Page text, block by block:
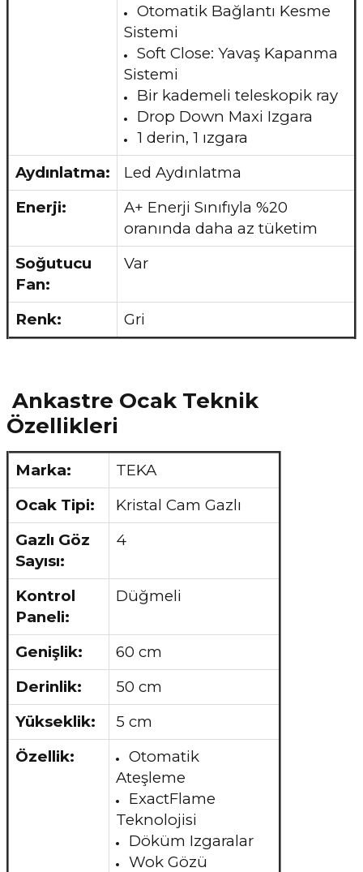
Otomatik Bağlantı Kesme
Sistemi
Soft Close: Yavaş Kapanma
Sistemi
Bir kademeli teleskopik ray
Drop Down Maxi Izgara
1 derin, 1 ızgara
Aydınlatma:
Led Aydınlatma
Enerji:
A+ Enerji Sınıfıyla %20
oranında daha az tüketim
Soğutucu
Fan:
Var
Renk: Gri
Ankastre Ocak Teknik
Özellikleri
Marka:
TEKA
Ocak Tipi:
Kristal Cam Gazlı
Gazlı Göz
Sayısı:
4
Kontrol
Paneli:
Düğmeli
Genişlik:
60 cm
Derinlik:
50 cm
Yükseklik:
5 cm
Özellik:
Otomatik
Ateşleme
ExactFlame
Teknolojisi
Döküm Izgaralar
Wok Gözü